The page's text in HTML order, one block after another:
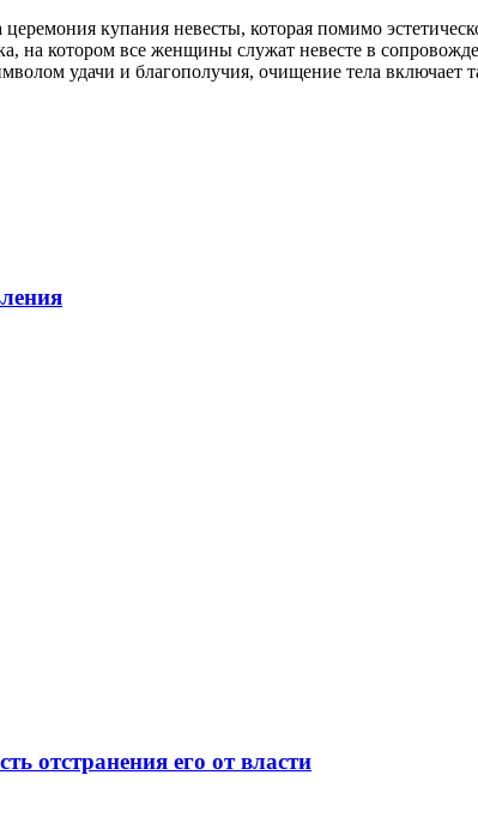
купания невесты, которая помимо
на котором все женщины служат невесте в
удачи и благополучия, очищение тела включает
отстранения его от власти